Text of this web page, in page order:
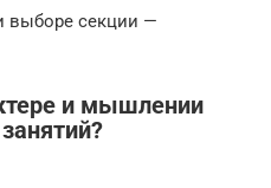
выборе секции —
и мышлении